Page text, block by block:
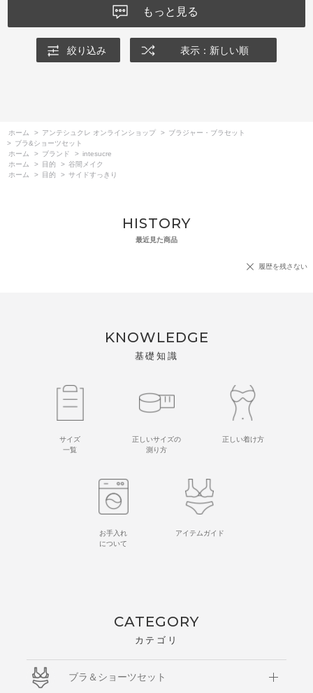
もっと見る
絞り込み 表示：新しい順
ホーム > アンテシュクレ オンラインショップ > ブラジャー・ブラセット
> ブラ&ショーツセット
ホーム
> ブランド > intesucre
ホーム
> 目的 > 谷間メイク
ホーム
> 目的 > サイドすっきり
HISTORY
最近見た商品
履歴を残さない
KNOWLEDGE
基礎知識
サイズ
一覧
正しいサイズの
測り方
正しい着け方
お手入れ
について
アイテムガイド
CATEGORY
カテゴリ
ブラ＆ショーツセット